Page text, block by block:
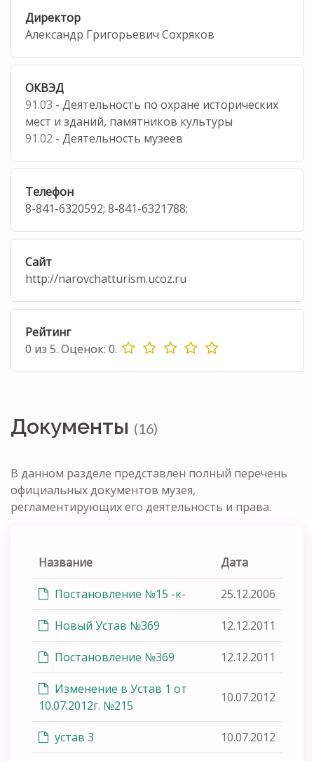
Директор
Александр Григорьевич Сохряков
ОКВЭД
91.03 - Деятельность по охране исторических
мест и зданий, памятников культуры
91.02 - Деятельность музеев
Телефон
8-841-6320592; 8-841-6321788;
Сайт
http://narovchatturism.ucoz.ru
Рейтинг
0 из 5. Оценок: 0.
Документы (16)
В данном разделе представлен полный перечень
официальных документов музея,
регламентирующих его деятельность и права.
Название Дата
Постановление №15 -к- 25.12.2006
Новый Устав №369 12.12.2011
Постановление №369 12.12.2011
Изменение в Устав 1 от
10.07.2012г. №215
10.07.2012
устав 3 10.07.2012